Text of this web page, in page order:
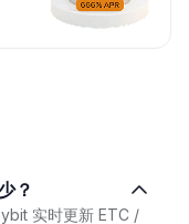
？
实时更新 ETC /